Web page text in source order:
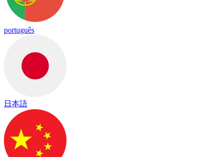
português
日本語